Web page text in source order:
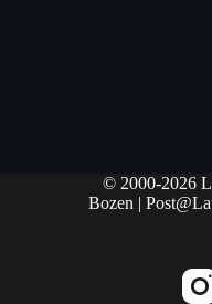
© 2000-2026
Bozen |